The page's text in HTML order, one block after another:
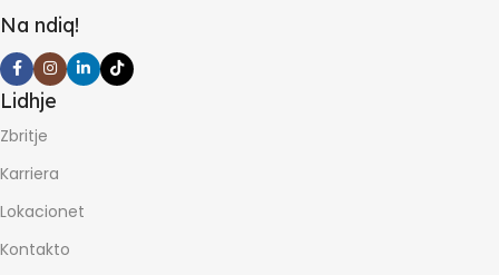
Na ndiq!
Lidhje
Zbritje
Karriera
Lokacionet
Kontakto